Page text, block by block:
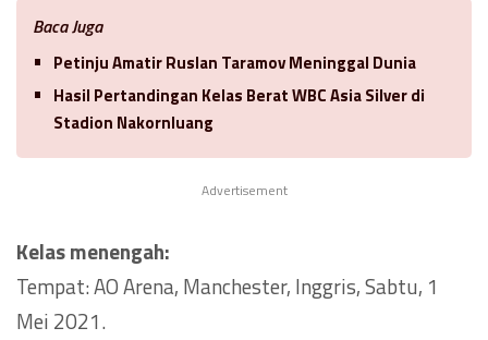
Baca Juga
Petinju Amatir Ruslan Taramov Meninggal Dunia
Hasil Pertandingan Kelas Berat WBC Asia Silver di
Stadion Nakornluang
Advertisement
Kelas menengah:
Tempat: AO Arena, Manchester, Inggris, Sabtu, 1
Mei 2021.